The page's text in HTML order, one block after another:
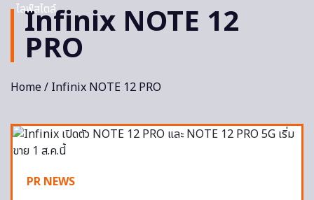
ไลฟ์สไตล์
Infinix NOTE 12
PRO
Home/ Infinix NOTE 12 PRO
PR NEWS